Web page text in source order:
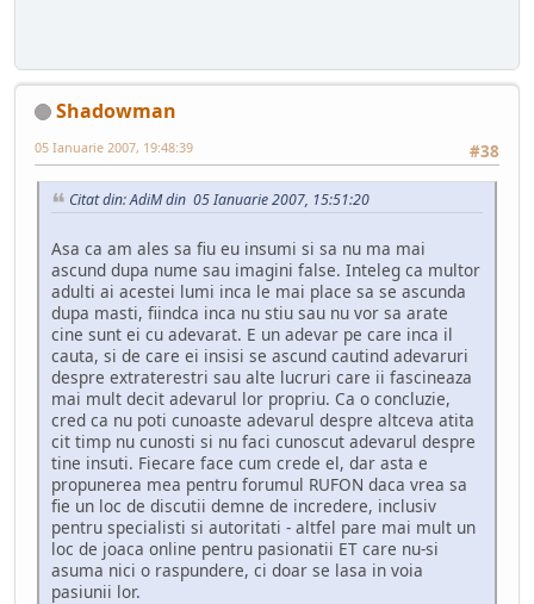
Shadowman
#38
05 Ianuarie 2007, 19:48:39
Citat din: AdiM din 05 Ianuarie 2007, 15:51:20
Asa ca am ales sa fiu eu insumi si sa nu ma mai
ascund dupa nume sau imagini false. Inteleg ca multor
adulti ai acestei lumi inca le mai place sa se ascunda
dupa masti, fiindca inca nu stiu sau nu vor sa arate
cine sunt ei cu adevarat. E un adevar pe care inca il
cauta, si de care ei insisi se ascund cautind adevaruri
despre extraterestri sau alte lucruri care ii fascineaza
mai mult decit adevarul lor propriu. Ca o concluzie,
cred ca nu poti cunoaste adevarul despre altceva atita
cit timp nu cunosti si nu faci cunoscut adevarul despre
tine insuti. Fiecare face cum crede el, dar asta e
propunerea mea pentru forumul RUFON daca vrea sa
fie un loc de discutii demne de incredere, inclusiv
pentru specialisti si autoritati - altfel pare mai mult un
loc de joaca online pentru pasionatii ET care nu-si
asuma nici o raspundere, ci doar se lasa in voia
pasiunii lor.